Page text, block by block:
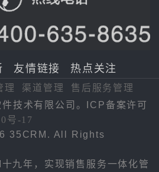
友情链接 热点关注
理 渠道管理
售后服务管理
技术有限公司。ICP备案许可
号-17
35CRM. All Rights
九年，实现销售服务一体化管